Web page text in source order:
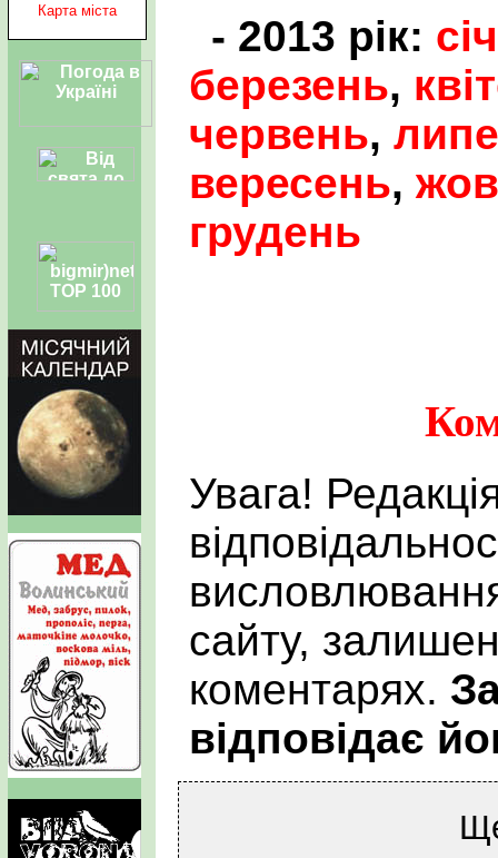
Карта міста
- 2013 рік:
березень,
червень,
вересень,
грудень
Увага!
сайту,
коментарях.
відповідає